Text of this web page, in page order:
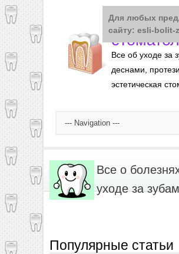
Понятная
Все об уходе за
деснами,
эстетическая
Все о
уходе за
Популярные статьи
Для любых
сайту: esli-bolit-